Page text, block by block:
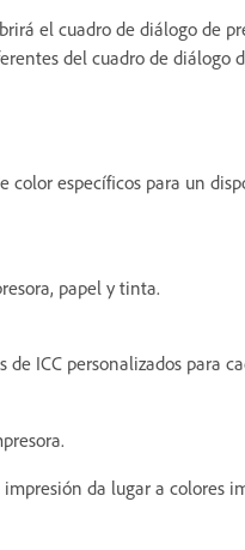
el cuadro de diálogo de
del cuadro de diálogo
específicos para un
papel y tinta.
ICC personalizados para
da lugar a colores